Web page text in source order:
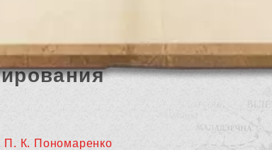
П. К. Пономаренко